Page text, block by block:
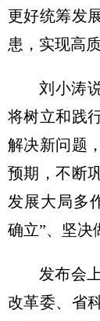
更好统筹发
患，实现高
刘小涛
将树立和践
解决新问题
预期，不断
发展大局多
确立”、坚决
发布会
改革委、省